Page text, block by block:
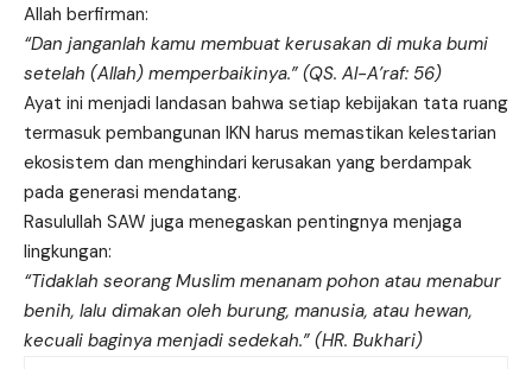
Allah berfirman:
“Dan janganlah kamu membuat kerusakan di muka bumi
setelah (Allah) memperbaikinya.” (QS. Al-A’raf: 56)
Ayat ini menjadi landasan bahwa setiap kebijakan tata ruang
termasuk pembangunan IKN harus memastikan kelestarian
ekosistem dan menghindari kerusakan yang berdampak
pada generasi mendatang.
Rasulullah SAW juga menegaskan pentingnya menjaga
lingkungan:
“Tidaklah seorang Muslim menanam pohon atau menabur
benih, lalu dimakan oleh burung, manusia, atau hewan,
kecuali baginya menjadi sedekah.” (HR. Bukhari)